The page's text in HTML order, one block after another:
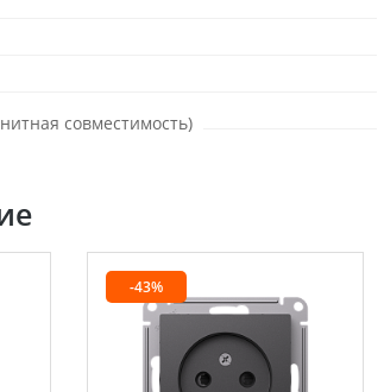
совместимость)
-43%